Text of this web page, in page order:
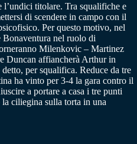
titolare. Tra squalifiche e
di scendere in campo con il
Per questo motivo, nel
nel ruolo di
Milenkovic – Martinez
Duncan affiancherà Arthur in
per squalifica. Reduce da tre
ha vinto per 3-4 la gara contro il
a portare a casa i tre punti
ciliegina sulla torta in una